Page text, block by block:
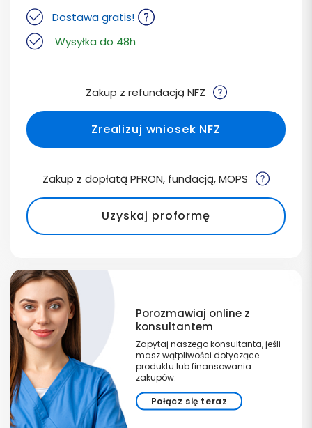
Dostawa gratis!
Wysyłka do 48h
Zakup z refundacją NFZ
Zrealizuj wniosek NFZ
Zakup z dopłatą PFRON, fundacją, MOPS
Uzyskaj proformę
Porozmawiaj online z
konsultantem
Zapytaj naszego konsultanta, jeśli
masz wątpliwości dotyczące
produktu lub finansowania
zakupów.
Połącz się teraz